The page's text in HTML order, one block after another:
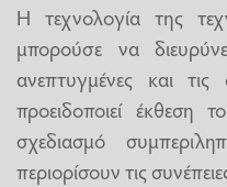
Η τεχνολογία της
μπορούσε να
ανεπτυγμένες και τις
προειδοποιεί
σχεδιασμό
περιορίσουν τις